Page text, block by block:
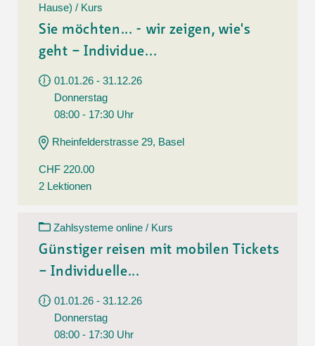
Hause) / Kurs
Sie möchten... - wir zeigen, wie's
geht – Individue...
01.01.26 - 31.12.26
Donnerstag
08:00 - 17:30 Uhr
Rheinfelderstrasse 29, Basel
CHF 220.00
2 Lektionen
Zahlsysteme online / Kurs
Günstiger reisen mit mobilen Tickets
– Individuelle...
01.01.26 - 31.12.26
Donnerstag
08:00 - 17:30 Uhr